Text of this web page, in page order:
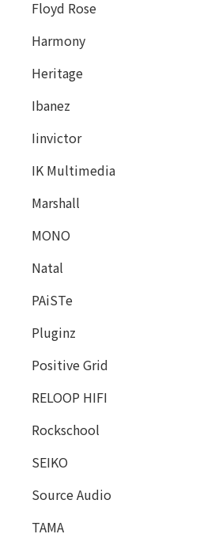
Floyd Rose
Harmony
Heritage
Ibanez
Iinvictor
IK Multimedia
Marshall
MONO
Natal
PAiSTe
Pluginz
Positive Grid
RELOOP HIFI
Rockschool
SEIKO
Source Audio
TAMA